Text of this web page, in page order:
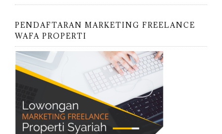
PENDAFTARAN MARKETING FREELANCE
WAFA PROPERTI